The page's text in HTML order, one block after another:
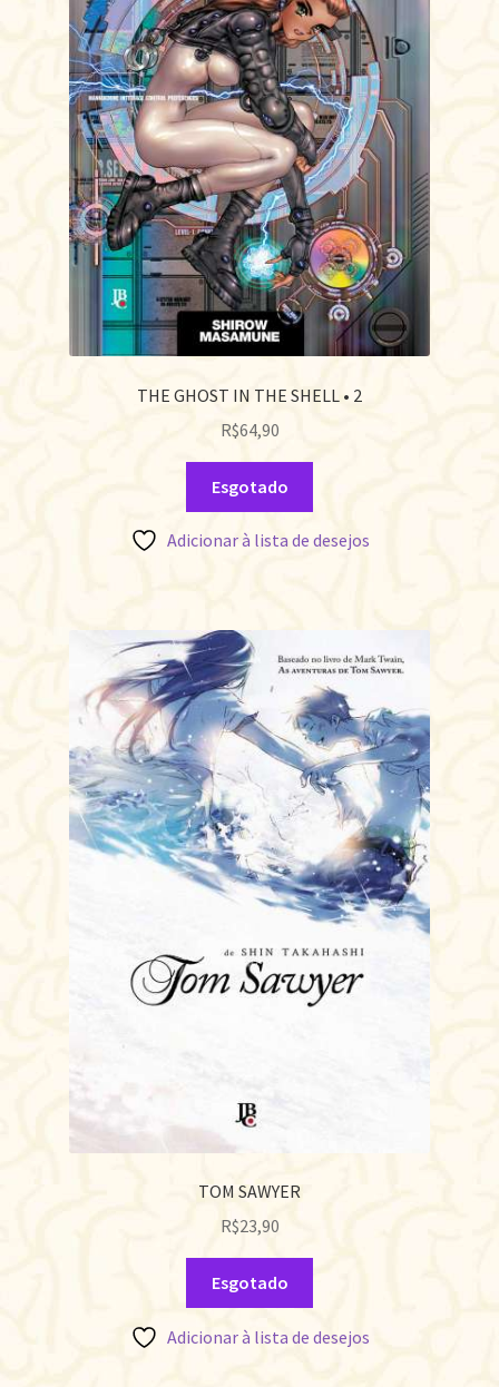
THE GHOST IN THE SHELL • 2
R$64,90
Esgotado
Adicionar à lista de desejos
TOM SAWYER
R$23,90
Esgotado
Adicionar à lista de desejos